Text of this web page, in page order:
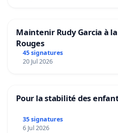
Maintenir Rudy Garcia à
Rouges
45 signatures
20 Jul 2026
Pour la stabilité des
35 signatures
6 Jul 2026